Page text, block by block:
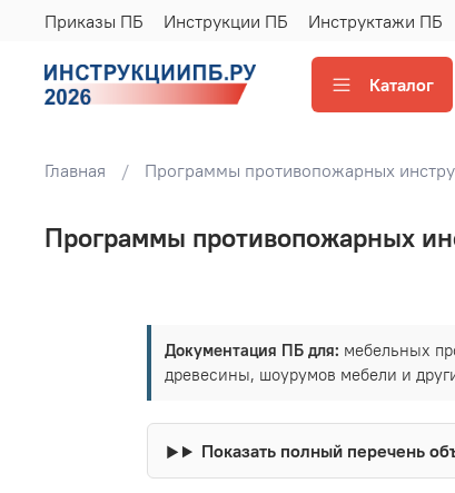
Приказы ПБ Инструкции ПБ Инструктажи ПБ
Каталог
Главная Программы противопожарных
Программы противопожарных
Документация ПБ для: мебельных
древесины, шоурумов мебели и
Показать полный перечень